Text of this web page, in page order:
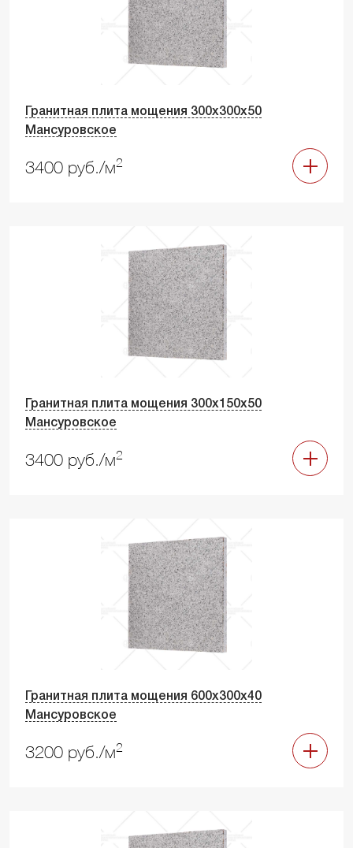
Гранитная плита мощения 300х300х50
Мансуровское
3400 руб./м2
Гранитная плита мощения 300х150х50
Мансуровское
3400 руб./м2
Гранитная плита мощения 600х300х40
Мансуровское
3200 руб./м2